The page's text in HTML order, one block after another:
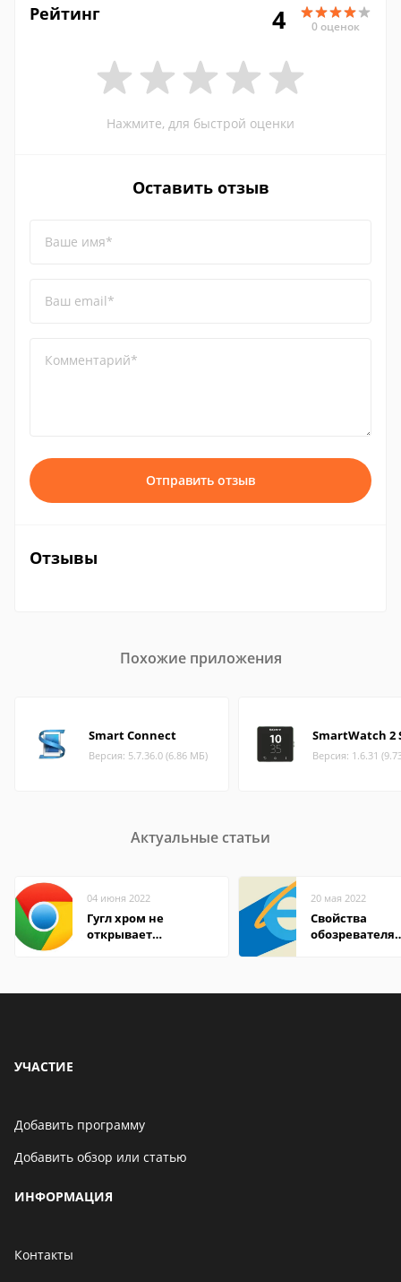
Рейтинг 4 0 оценок
Нажмите, для быстрой оценки
Оставить отзыв
Ваше имя*
Ваш email*
Комментарий*
Отправить отзыв
Отзывы
Похожие приложения
Smart Connect
Версия: 5.7.36.0 (6.86 МБ)
SmartWatch 2
Версия: 1.6.31
Актуальные статьи
04 июня 2022
Гугл хром не
открывает
20 мая 2022
Свойства
обозревателя
УЧАСТИЕ
Добавить программу
Добавить обзор или статью
ИНФОРМАЦИЯ
Контакты